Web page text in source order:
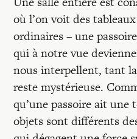
où l’on voit des
ordinaires – une
qui à notre vue
nous interpellent, tant la
reste mystérieuse.
qu’une passoire ait une
objets sont différents